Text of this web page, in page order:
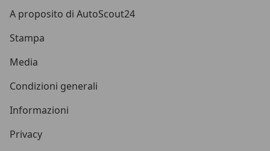
A proposito di AutoScout24
Stampa
Media
Condizioni generali
Informazioni
Privacy